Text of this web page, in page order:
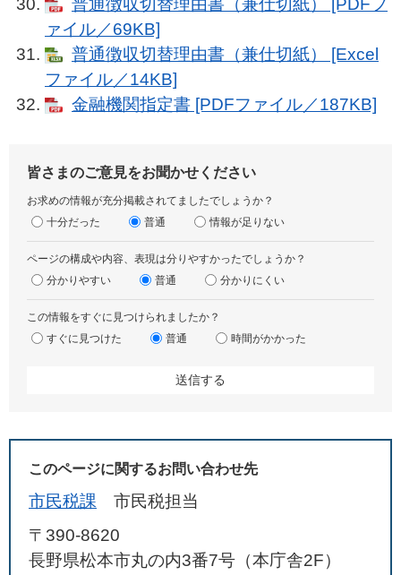
普通徴収切替理由書（兼仕切紙） [PDFフ
ァイル／69KB]
普通徴収切替理由書（兼仕切紙） [Excel
ファイル／14KB]
金融機関指定書 [PDFファイル／187KB]
皆さまのご意見をお聞かせください
お求めの情報が充分掲載されてましたでしょうか？
十分だった
普通 情報が足りない
ページの構成や内容、表現は分りやすかったでしょうか？
分かりやすい
普通 分かりにくい
この情報をすぐに見つけられましたか？
すぐに見つけた
普通 時間がかかった
このページに関するお問い合わせ先
市民税課
市民税担当
〒390-8620
長野県松本市丸の内3番7号（本庁舎2F）